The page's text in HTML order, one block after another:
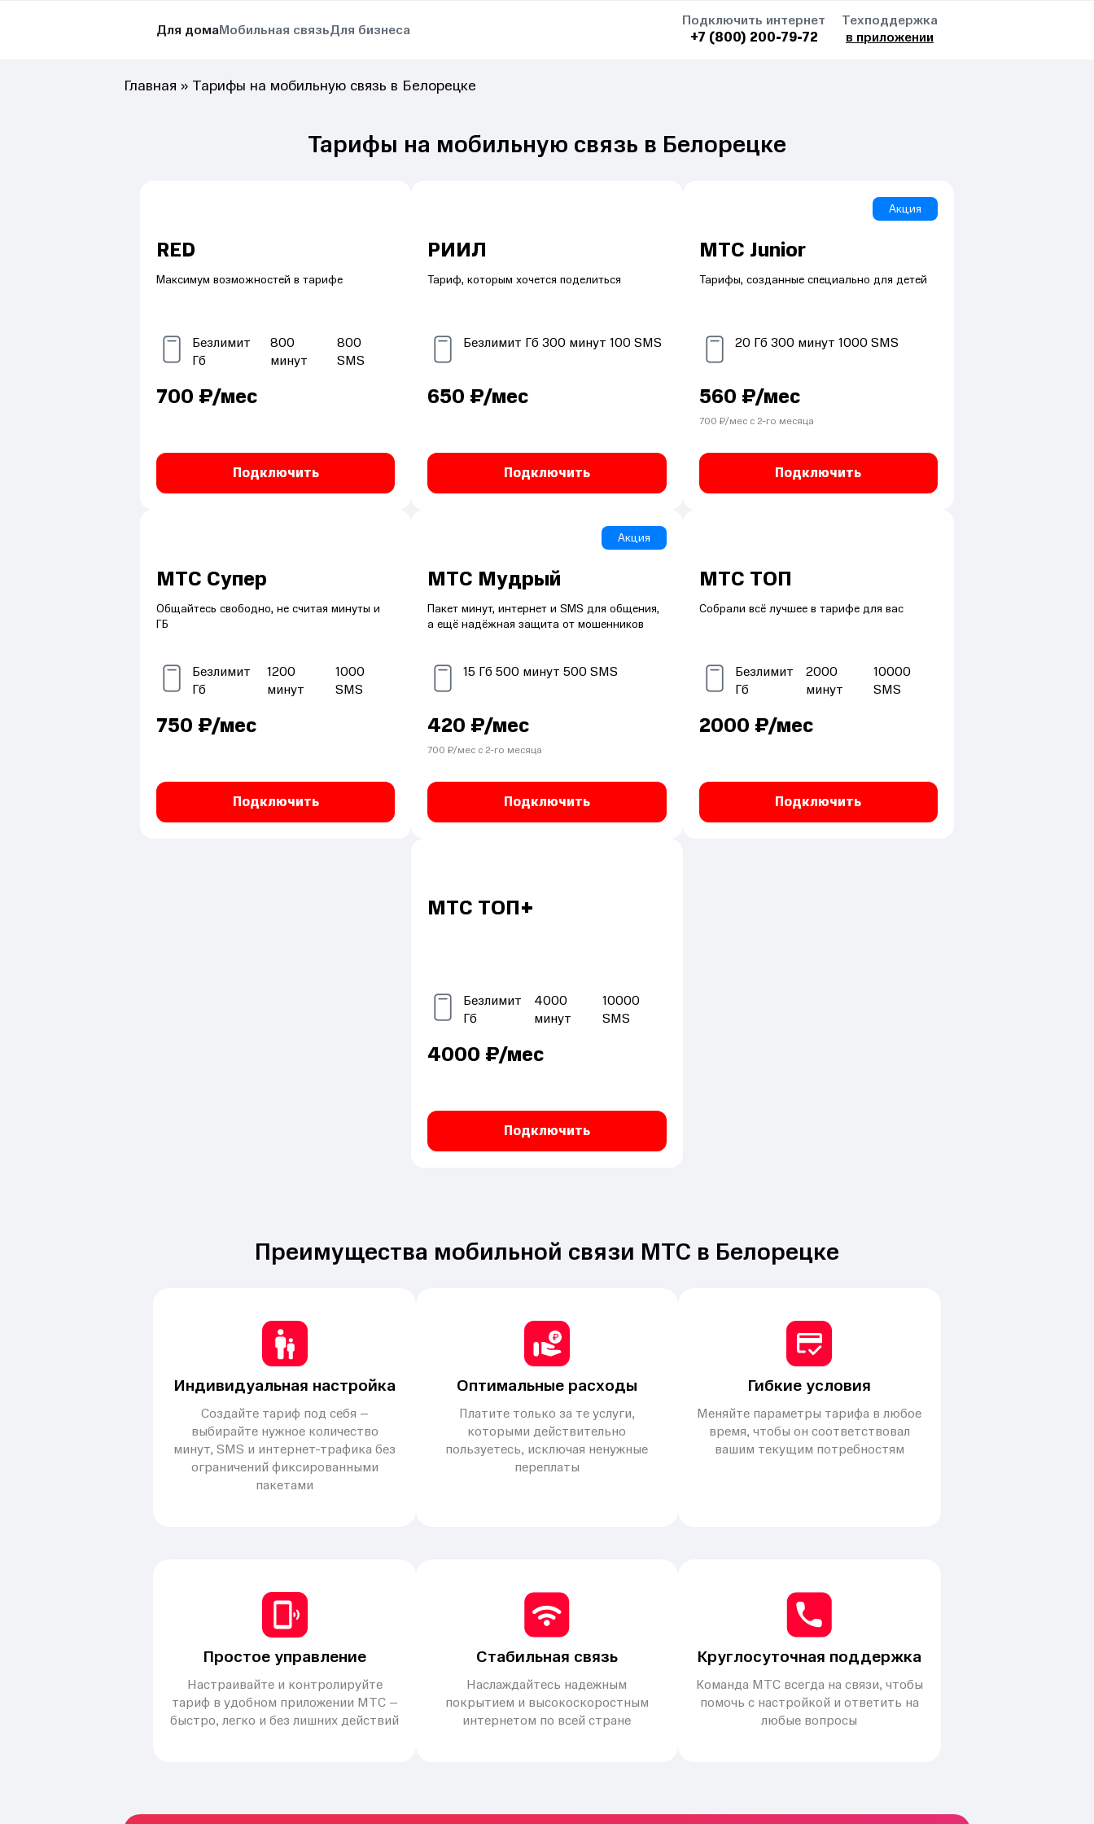
Для домаМобильная связьДля бизнеса
Подключить интернет
+7 (800) 200-79-72
Техподдержка
в приложении
Главная » Тарифы на мобильную связь в Белорецке
Тарифы на мобильную связь в Белорецке
RED
Максимум возможностей в тарифе
Безлимит
Гб
800
минут
800
SMS
700 ₽/мес
Подключить
РИИЛ
Тариф, которым хочется поделиться
Безлимит Гб 300 минут 100SMS
650 ₽/мес
Подключить
Акция
МТС Junior
Тарифы, созданные специально для детей
20 Гб 300 минут 1000SMS
560 ₽/мес
700 ₽/мес с 2-го месяца
Подключить
МТС Супер
Общайтесь свободно, не считая минуты и
ГБ
Безлимит
Гб
1200
минут
1000
SMS
750 ₽/мес
Подключить
Акция
МТС Мудрый
Пакет минут, интернет и SMS для общения,
а ещё надёжная защита от мошенников
15 Гб 500 минут 500SMS
420 ₽/мес
700 ₽/мес с 2-го месяца
Подключить
МТС ТОП
Собрали всё лучшее в тарифе для вас
Безлимит
Гб
2000
минут
10000
SMS
2000 ₽/мес
Подключить
МТС ТОП+
Безлимит
Гб
4000
минут
10000
SMS
4000 ₽/мес
Подключить
Преимущества мобильной связи МТС в Белорецке
Индивидуальная настройка
Создайте тариф под себя –
выбирайте нужное количество
минут, SMS и интернет-трафика без
ограничений фиксированными
пакетами
Оптимальные расходы
Платите только за те услуги,
которыми действительно
пользуетесь, исключая ненужные
переплаты
Гибкие условия
Меняйте параметры тарифа в любое
время, чтобы он соответствовал
вашим текущим потребностям
Простое управление
Настраивайте и контролируйте
тариф в удобном приложении МТС –
быстро, легко и без лишних действий
Стабильная связь
Наслаждайтесь надежным
покрытием и высокоскоростным
интернетом по всей стране
Круглосуточная поддержка
Команда МТС всегда на связи, чтобы
помочь с настройкой и ответить на
любые вопросы